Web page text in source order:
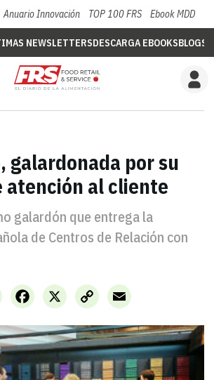
Anuario Innovación TOP 100 FRS Ebook MDD
NEWSLETTERSDESCARGA EBOOKSBLOGS
galardonada por su
atención al cliente
galardón que entrega la
de Centros de Relación con
LinkedIn X
Facebook
Copy
Link
Email